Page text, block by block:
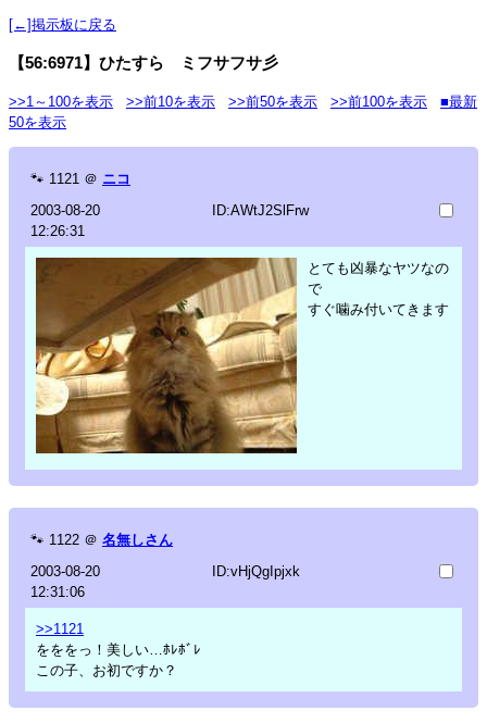
[←]掲示板に戻る
【56:6971】ひたすら ミフサフサ彡
>>1～100を表示 >>前10を表示 >>前50を表示 >>前100を表示
■最新
50を表示
🐾 1121 ＠ ニコ
2003-08-20
12:26:31
ID:AWtJ2SlFrw
とても凶暴なヤツなの
で
すぐ噛み付いてきます
🐾 1122 ＠ 名無しさん
2003-08-20
12:31:06
ID:vHjQgIpjxk
>>1121
をををっ！美しい…ﾎﾚﾎﾞﾚ
この子、お初ですか？